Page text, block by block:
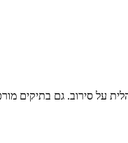
על סירוב. גם בתיקים